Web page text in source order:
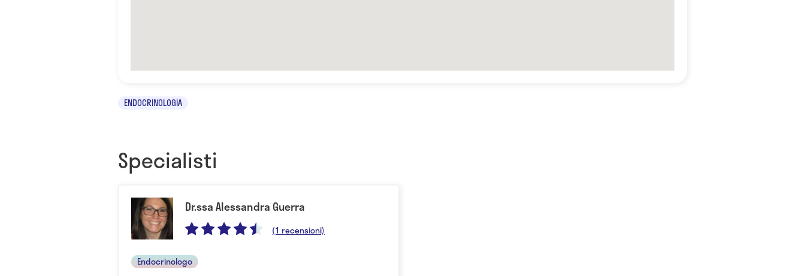
ENDOCRINOLOGIA
Specialisti
Dr.ssa Alessandra Guerra
(1 recensioni)
Endocrinologo